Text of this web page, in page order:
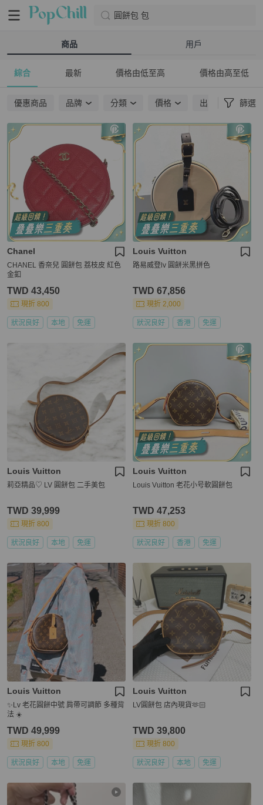
圓餅包 包
商品 用戶
綜合 最新 價格由低至高 價格由高至低
優惠商品 品牌 分類 價格 出貨地點 篩選
Chanel
CHANEL 香奈兒 圓餅包 荔枝皮 紅色
金釦
TWD 43,450
現折 800
狀況良好 本地 免運
Louis Vuitton
路易威登lv 圓餅米黑拼色
TWD 67,856
現折 2,000
狀況良好 香港 免運
Louis Vuitton
莉亞精品♡ LV 圓餅包 二手美包
TWD 39,999
現折 800
狀況良好 本地 免運
Louis Vuitton
Louis Vuitton 老花小号軟圓餅包
TWD 47,253
現折 800
狀況良好 香港 免運
Louis Vuitton
✨Lv 老花圓餅中號 肩帶可調節 多種背
法 ☀️
TWD 49,999
現折 800
狀況良好 本地 免運
Louis Vuitton
LV圓餅包 店內現貨🫶🏻
TWD 39,800
現折 800
狀況良好 本地 免運